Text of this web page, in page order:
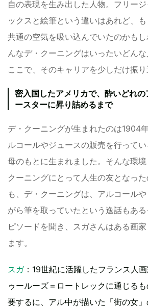
自の表現を生み出した人物。フリー
ックスと絵筆という違いはあれど、
共通の空気を吸い込んでいたのかも
んなデ・クーニングはいったいどんな
ここで、そのキャリアを少しだけ振り
密入国したアメリカで、酔いどれ
ースターに昇り詰めるまで
デ・クーニングが生まれたのは1904
ルコールやジュースの販売を行って
母のもとに生まれました。そんな環境
クーニングにとって人生の友となっ
も、デ・クーニングは、アルコール
がら筆を取っていたという逸話もあ
ピソードを聞き、スガさんはある画
ます。
スガ：19世紀に活躍したフランス人
ゥールーズ＝ロートレックに通じるも
要するに、アル中が描いた「街の女